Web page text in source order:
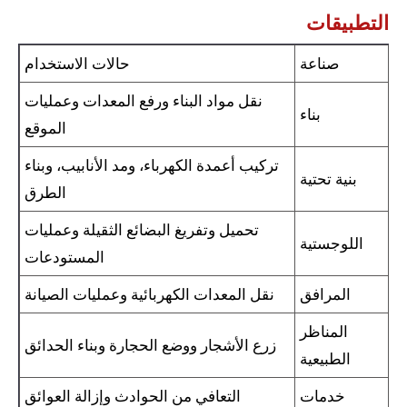
التطبيقات
صناعة حالات الاستخدام
بناء
نقل مواد البناء ورفع المعدات وعمليات
الموقع
بنية تحتية
تركيب أعمدة الكهرباء، ومد الأنابيب، وبناء
الطرق
اللوجستية
تحميل وتفريغ البضائع الثقيلة وعمليات
المستودعات
المرافق نقل المعدات الكهربائية وعمليات الصيانة
المناظر
الطبيعية
زرع الأشجار ووضع الحجارة وبناء الحدائق
خدمات
التعافي من الحوادث وإزالة العوائق